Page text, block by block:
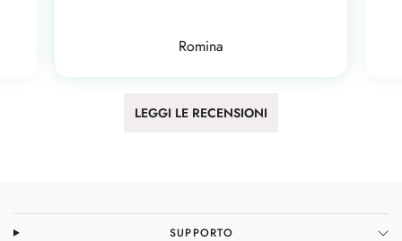
Romina
LEGGI LE RECENSIONI
SUPPORTO